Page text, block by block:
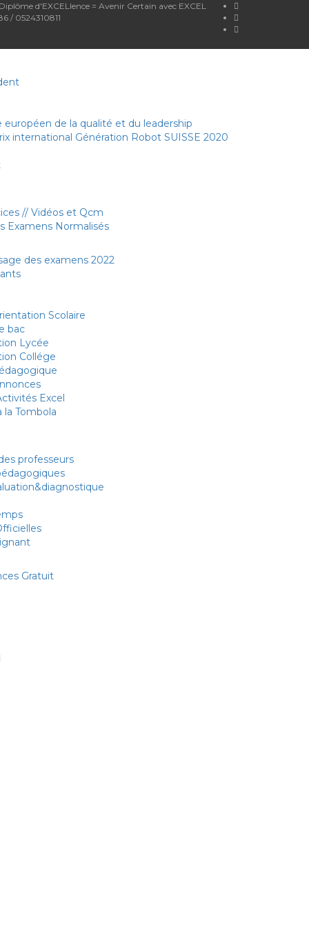
d'EXCELlence = Avenir Certain avec EXCEL
/ 0524310811
européen de la qualité et du leadership
international Génération Robot SUISSE 2020
// Vidéos et Qcm
Examens Normalisés
des examens 2022
Scolaire
bac
Lycée
Collége
Excel
la Tombola
professeurs
Gratuit